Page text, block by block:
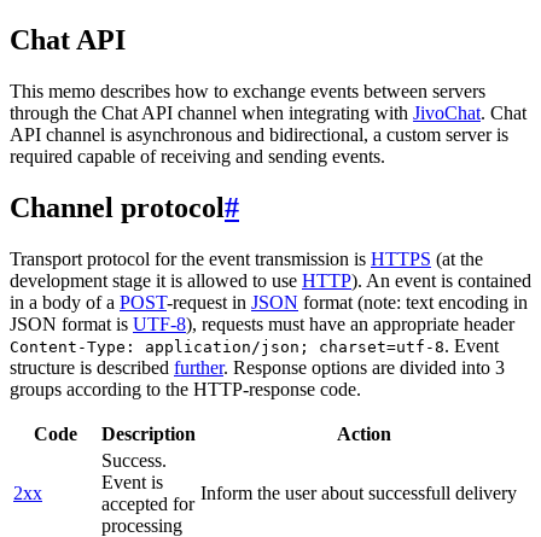
Chat API
This memo describes how to exchange events between servers
through the Chat API channel when integrating with JivoChat. Chat
API channel is asynchronous and bidirectional, a custom server is
required capable of receiving and sending events.
Channel protocol#
Transport protocol for the event transmission is HTTPS (at the
development stage it is allowed to use HTTP). An event is contained
in a body of a POST-request in JSON format (note: text encoding in
JSON format is UTF-8), requests must have an appropriate header
Content-Type: application/json; charset=utf-8. Event
structure is described further. Response options are divided into 3
groups according to the HTTP-response code.
Code Description Action
2xx
Success.
Event is
accepted for
processing
Inform the user about successfull delivery